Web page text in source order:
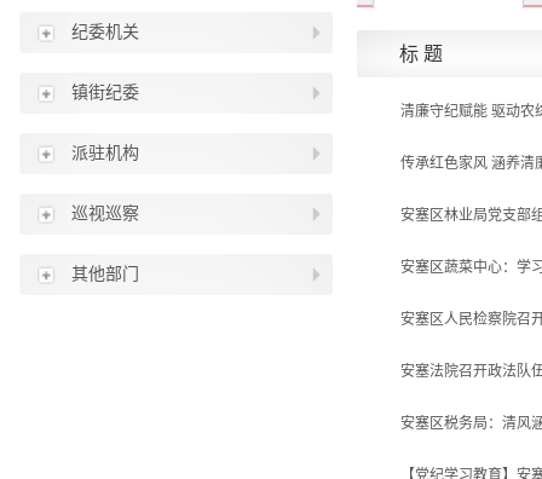
纪委机关
镇街纪委
派驻机构
巡视巡察
其他部门
标 题
清廉守纪赋能 驱动农
传承红色家风 涵养清
安塞区林业局党支部
安塞区蔬菜中心：学
安塞区人民检察院召
安塞法院召开政法队
安塞区税务局：清风
【党纪学习教育】安